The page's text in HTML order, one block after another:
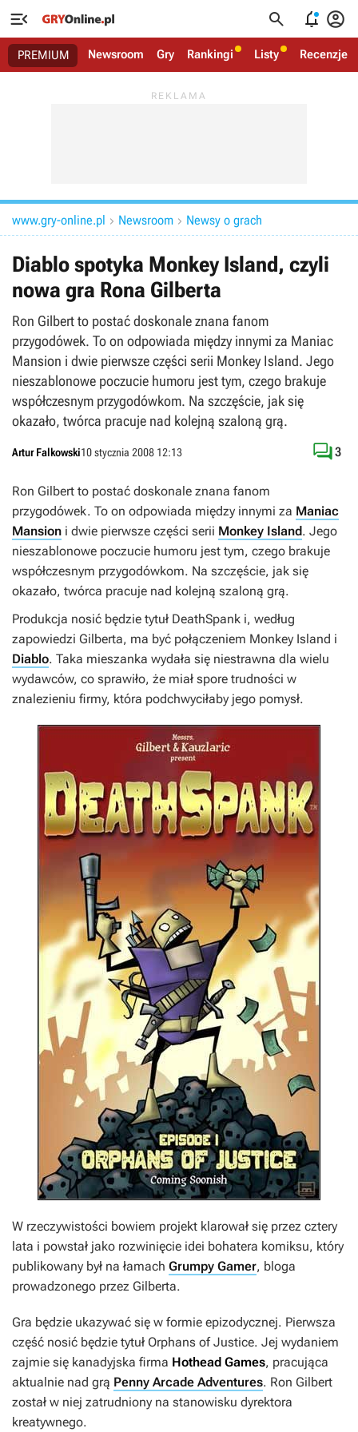
   
PREMIUM Newsroom Gry Rankingi Listy Recenzje
www.gry-online.pl  Newsroom  Newsy o grach
Diablo spotyka Monkey Island, czyli
nowa gra Rona Gilberta
Ron Gilbert to postać doskonale znana fanom
przygodówek. To on odpowiada między innymi za Maniac
Mansion i dwie pierwsze części serii Monkey Island. Jego
nieszablonowe poczucie humoru jest tym, czego brakuje
współczesnym przygodówkom. Na szczęście, jak się
okazało, twórca pracuje nad kolejną szaloną grą.
Artur Falkowski10 stycznia 2008 12:13 3
Ron Gilbert to postać doskonale znana fanom
przygodówek. To on odpowiada między innymi za Maniac
Mansion i dwie pierwsze części serii Monkey Island. Jego
nieszablonowe poczucie humoru jest tym, czego brakuje
współczesnym przygodówkom. Na szczęście, jak się
okazało, twórca pracuje nad kolejną szaloną grą.
Produkcja nosić będzie tytuł DeathSpank i, według
zapowiedzi Gilberta, ma być połączeniem Monkey Island i
Diablo. Taka mieszanka wydała się niestrawna dla wielu
wydawców, co sprawiło, że miał spore trudności w
znalezieniu firmy, która podchwyciłaby jego pomysł.
W rzeczywistości bowiem projekt klarował się przez cztery
lata i powstał jako rozwinięcie idei bohatera komiksu, który
publikowany był na łamach Grumpy Gamer, bloga
prowadzonego przez Gilberta.
Gra będzie ukazywać się w formie epizodycznej. Pierwsza
część nosić będzie tytuł Orphans of Justice. Jej wydaniem
zajmie się kanadyjska firma Hothead Games, pracująca
aktualnie nad grą Penny Arcade Adventures. Ron Gilbert
został w niej zatrudniony na stanowisku dyrektora
kreatywnego.